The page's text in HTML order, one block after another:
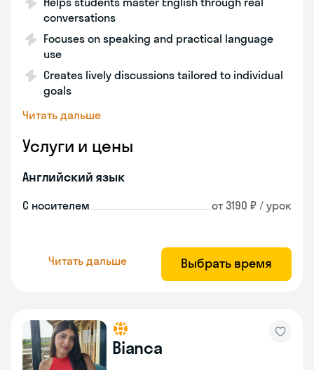
conversations
Focuses on speaking and practical language
use
Creates lively discussions tailored to individual
goals
Читать дальше
Услуги и цены
Английский язык
С носителем от 3190 ₽ / урок
Читать дальше Выбрать время
Bianca